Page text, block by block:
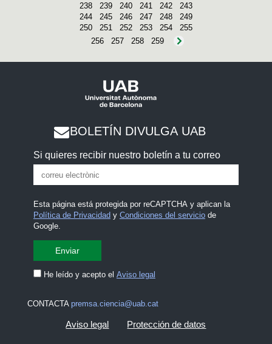
238
239 240 241 242
243
244
245 246 247 248
249
250
251 252 253 254
255
256
257 258 259
BOLETÍN DIVULGA UAB
Si quieres recibir nuestro boletín a tu correo
Esta página está protegida por reCAPTCHA y aplican la
Política de Privacidad y Condiciones del serviciode
Google.
He leído y acepto el Aviso legal
CONTACTA premsa.ciencia@uab.cat
Aviso legal Protección de datos